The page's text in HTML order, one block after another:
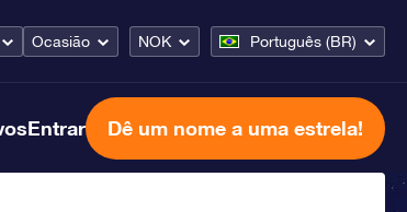
Ocasião NOK Português (BR)
Entrar Dê um nome a uma estrela!